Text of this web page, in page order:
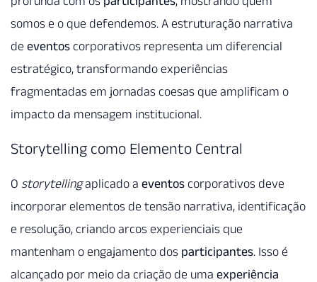
somos e o que defendemos. A estruturação narrativa
de eventos corporativos representa um diferencial
estratégico, transformando experiências
fragmentadas em jornadas coesas que amplificam o
impacto da mensagem institucional.
Storytelling como Elemento Central
O storytellingaplicado a eventos corporativos deve
incorporar elementos de tensão narrativa, identificação
e resolução, criando arcos experienciais que
mantenham o engajamento dos participantes. Isso é
alcançado por meio da criação de uma experiência